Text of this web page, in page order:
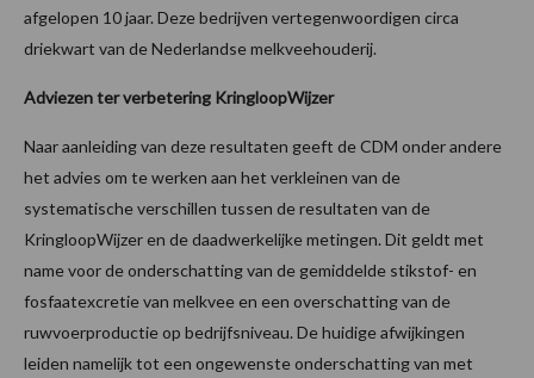
afgelopen 10 jaar. Deze bedrijven vertegenwoordigen circa
driekwart van de Nederlandse melkveehouderij.
Adviezen ter verbetering KringloopWijzer
Naar aanleiding van deze resultaten geeft de CDM onder andere
het advies om te werken aan het verkleinen van de
systematische verschillen tussen de resultaten van de
KringloopWijzer en de daadwerkelijke metingen. Dit geldt met
name voor de onderschatting van de gemiddelde stikstof- en
fosfaatexcretie van melkvee en een overschatting van de
ruwvoerproductie op bedrijfsniveau. De huidige afwijkingen
leiden namelijk tot een ongewenste onderschatting van met